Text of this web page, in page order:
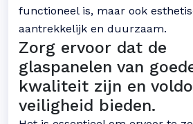
functioneel is, maar ook
aantrekkelijk en duurzaam.
Zorg ervoor dat de
glaspanelen van
kwaliteit zijn en
veiligheid bieden.